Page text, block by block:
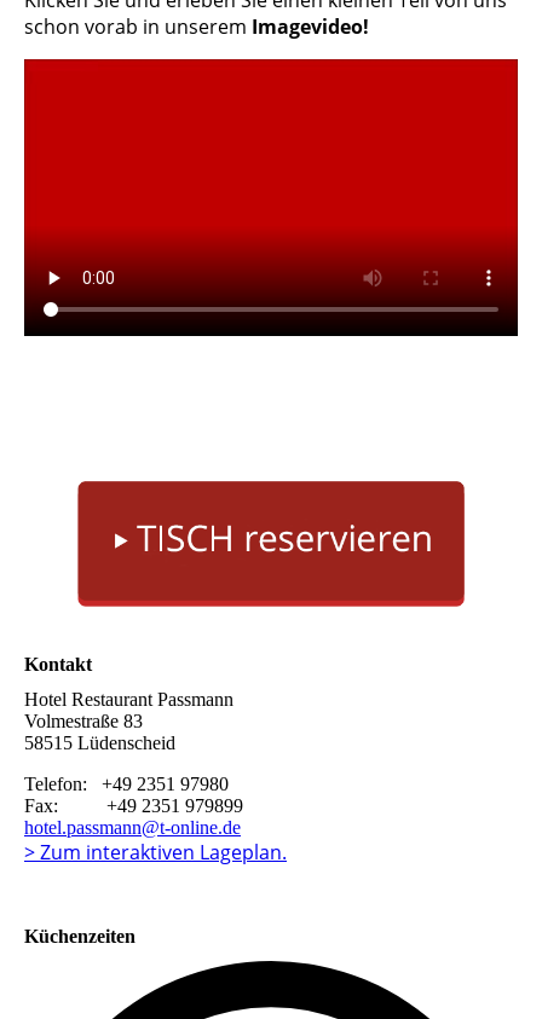
schon vorab in unserem Imagevideo!
Kontakt
Hotel Restaurant Passmann
Volmestraße 83
58515 Lüdenscheid
Telefon: +49 2351 97980
Fax: +49 2351 979899
hotel.passmann@t-online.de
> Zum interaktiven Lageplan.
Küchenzeiten